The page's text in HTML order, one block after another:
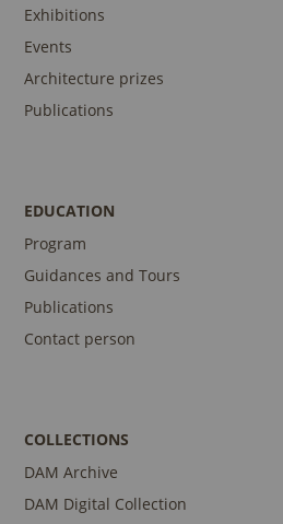
Exhibitions
Events
Architecture prizes
Publications
EDUCATION
Program
Guidances and Tours
Publications
Contact person
COLLECTIONS
DAM Archive
DAM Digital Collection